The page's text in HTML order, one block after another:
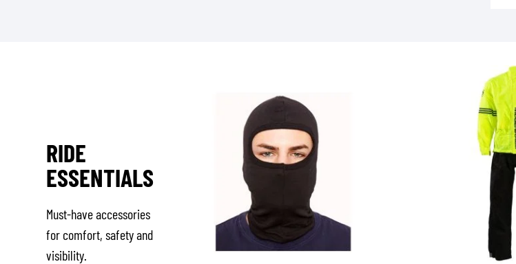
RIDE
ESSENTIALS
Must-have accessories
for comfort, safety and
visibility.